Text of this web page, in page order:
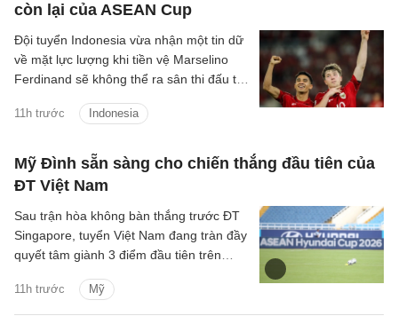
còn lại của ASEAN Cup
11h trước Indonesia
Đội tuyển Indonesia vừa nhận một tin dữ
về mặt lực lượng khi tiền vệ Marselino
Ferdinand sẽ không thể ra sân thi đấu tại
Mỹ Đình sẵn sàng cho chiến thắng đầu tiên của
ĐT Việt Nam
11h trước Mỹ
Sau trận hòa không bàn thắng trước ĐT
Singapore, tuyển Việt Nam đang tràn đầy
quyết tâm giành 3 điểm đầu tiên trên